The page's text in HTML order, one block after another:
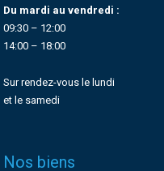
Du mardi au vendredi :
09:30 – 12:00
14:00 – 18:00
Sur rendez-vous le lundi
et le samedi
Nos biens